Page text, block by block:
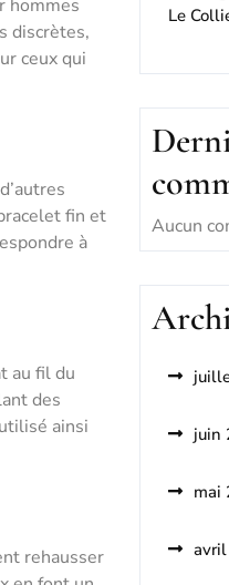
hommes
discrètes,
ceux qui
fin et
à
au fil du
des
ainsi
rehausser
Le
Aucun
juin
mai